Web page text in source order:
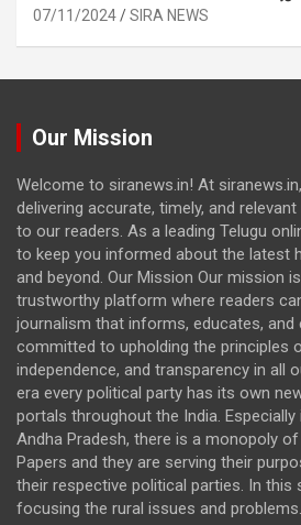
07/11/2024 SIRA NEWS
Our Mission
Welcome to siranews.in! At
delivering accurate, timely, and
to our readers. As a leading Telugu
to keep you informed about the latest
and beyond. Our Mission Our mission
trustworthy platform where readers
journalism that informs, educates, and
committed to upholding the principles
independence, and transparency in all
era every political party has its own
portals throughout the India. Especially
Andha Pradesh, there is a monopoly
Papers and they are serving their
their respective political parties. In this
focusing the rural issues and